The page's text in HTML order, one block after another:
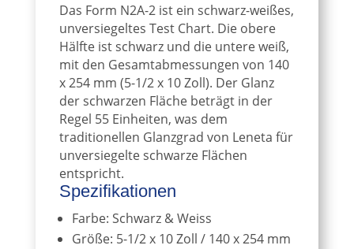
Das Form N2A-2 ist ein schwarz-weißes,
unversiegeltes Test Chart. Die obere
Hälfte ist schwarz und die untere weiß,
mit den Gesamtabmessungen von 140
x 254 mm (5-1/2 x 10 Zoll). Der Glanz
der schwarzen Fläche beträgt in der
Regel 55 Einheiten, was dem
traditionellen Glanzgrad von Leneta für
unversiegelte schwarze Flächen
entspricht.
Spezifikationen
Farbe: Schwarz & Weiss
Größe: 5-1/2 x 10 Zoll / 140 x 254 mm